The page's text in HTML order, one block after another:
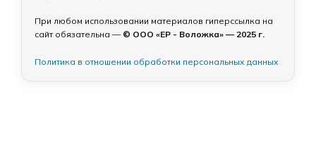
При любом использовании материалов гиперссылка на
сайт обязательна — © ООО «ЕР - Воложка» — 2025 г.
Политика в отношении обработки персональных данных